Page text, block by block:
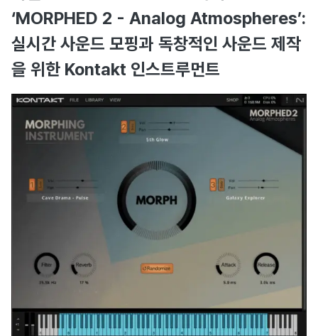
‘MORPHED 2 - Analog Atmospheres’:
실시간 사운드 모핑과 독창적인 사운드 제작
을 위한 Kontakt 인스트루먼트